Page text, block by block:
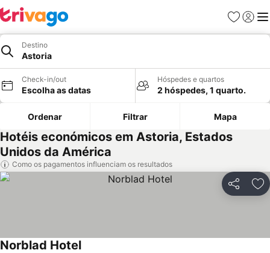
Favoritos
Iniciar
Destino
Astoria
Check-in/out
Escolha as datas
Hóspedes e quartos
2 hóspedes, 1 quarto.
Ordenar Filtrar Mapa
Hotéis económicos em Astoria, Estados
Unidos da América
Como os pagamentos influenciam os resultados
Partilhar
Norblad Hotel